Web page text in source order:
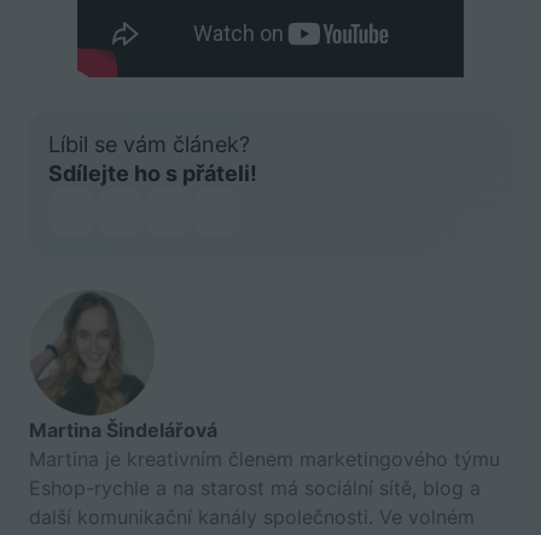
Líbil se vám článek?
Sdílejte ho s přáteli!
Martina Šindelářová
Martina je kreativním členem marketingového týmu
Eshop-rychle a na starost má sociální sítě, blog a
další komunikační kanály společnosti. Ve volném